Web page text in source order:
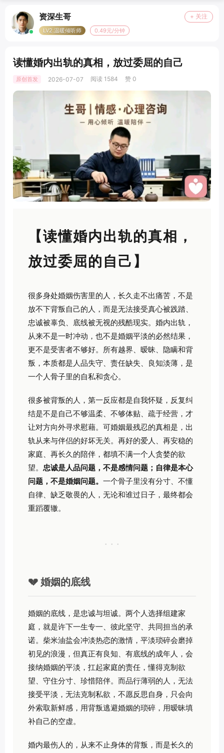
资深生哥 + 关注
LV2.温暖倾听师 0.49元/分钟
读懂婚内出轨的真相，放过委屈的自己
原创首发 2026-07-07 阅读 1584 赞 0
【读懂婚内出轨的真相，
放过委屈的自己】
很多身处婚姻伤害里的人，长久走不出痛苦，不是
放不下背叛自己的人，而是无法接受真心被践踏、
忠诚被辜负、底线被无视的残酷现实。婚内出轨，
从来不是一时冲动，也不是婚姻平淡的必然结果，
更不是受害者不够好。所有越界、暧昧、隐瞒和背
叛，本质都是人品失守、责任缺失、良知淡薄，是
一个人骨子里的自私和贪心。
很多被背叛的人，第一反应都是自我怀疑，反复纠
结是不是自己不够温柔、不够体贴、疏于经营，才
让对方向外寻求慰藉。可婚姻最残忍的真相是，出
轨从来与伴侣的好坏无关。再好的爱人、再安稳的
家庭、再长久的陪伴，都填不满一个人贪婪的欲
望。 忠诚是人品问题，不是感情问题；自律是本心
问题，不是婚姻问题。 一个骨子里没有分寸、不懂
自律、缺乏敬畏的人，无论和谁过日子，最终都会
重蹈覆辙。
· · ·
💔 婚姻的底线
婚姻的底线，是忠诚与坦诚。两个人选择组建家
庭，就是许下一生专一、彼此坚守、共同担当的承
诺。柴米油盐会冲淡热恋的激情，平淡琐碎会磨掉
初见的浪漫，但真正有良知、有底线的成年人，会
接纳婚姻的平淡，扛起家庭的责任，懂得克制欲
望、守住分寸、珍惜陪伴。而品行薄弱的人，无法
接受平淡，无法克制私欲，不愿反思自身，只会向
外索取新鲜感，用背叛逃避婚姻的琐碎，用暧昧填
补自己的空虚。
婚内最伤人的，从来不止身体的背叛，而是长久的